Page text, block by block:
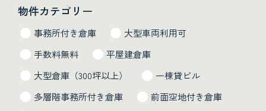
物件カテゴリー
事務所付き倉庫
大型車両利用可
手数料無料
平屋建倉庫
大型倉庫（300坪以上）
一棟貸ビル
多層階事務所付き倉庫
前面空地付き倉庫